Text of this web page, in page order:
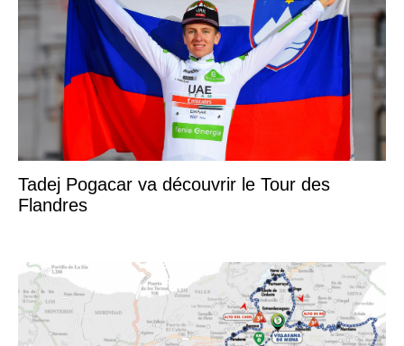
Tadej Pogacar va découvrir le Tour des
Flandres